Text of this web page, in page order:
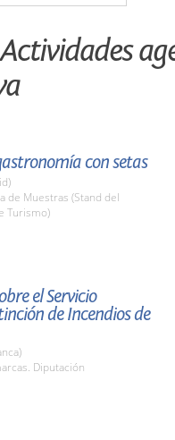
con setas
de Muestras (Stand del
Turismo)
el Servicio
de Incendios de
Diputación